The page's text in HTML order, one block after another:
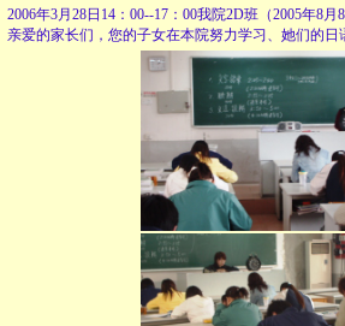
2006年3月28日14：00--17：00我院2D班（2005年8
亲爱的家长们，您的子女在本院努力学习、她们的